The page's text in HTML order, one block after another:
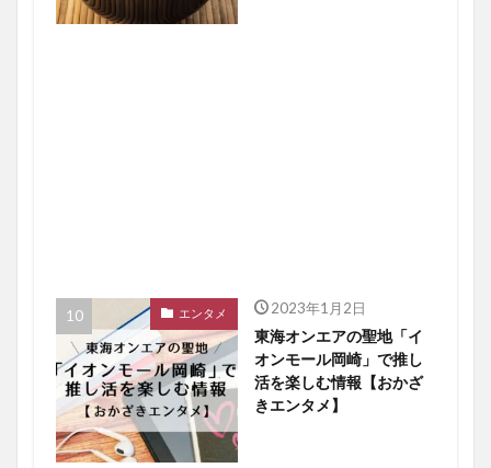
エンタメ 2023年1月2日
東海オンエアの聖地「イ
オンモール岡崎」で推し
活を楽しむ情報【おかざ
きエンタメ】